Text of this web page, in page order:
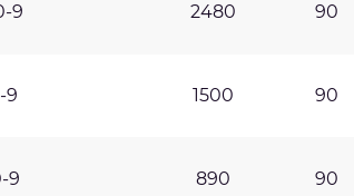
9 2480 90
9 1500 90
9 890 90